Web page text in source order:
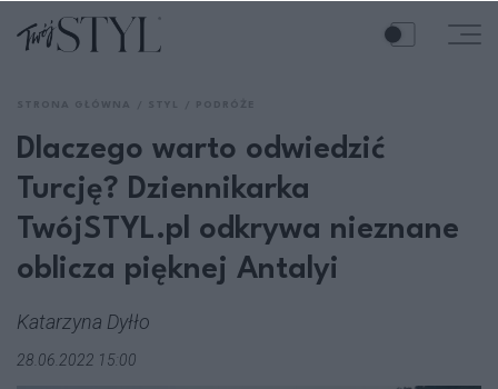
Dlaczego warto odwiedzić
Turcję? Dziennikarka
TwójSTYL.pl odkrywa nieznane
oblicza pięknej Antalyi
Katarzyna Dyłło
28.06.2022 15:00